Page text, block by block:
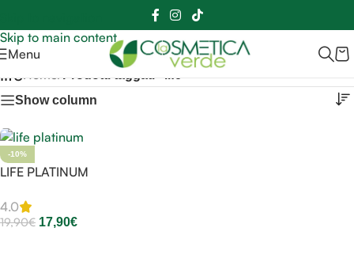
Skip to main content
Sei hai domande contattaci 📲3341056025 - 3886572748
Menu
life
Show column
-10%
LIFE PLATINUM
4.0
19,90€ 17,90€